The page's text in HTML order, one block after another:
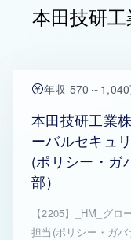
本田技研
年収 570～
本田技研工業
ーバルセキュ
(ポリシー・ガ
部）
【2205】_HM_グ
担当(ポリシー・ガバ